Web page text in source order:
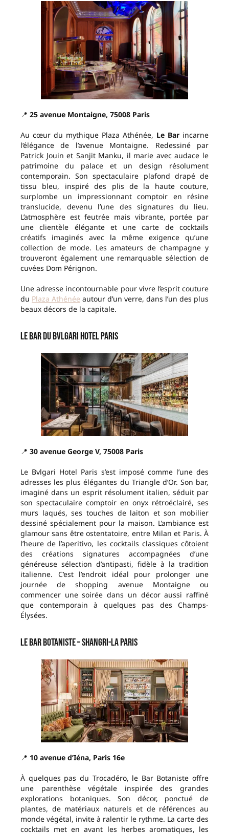
📍 25 avenue Montaigne, 75008 Paris
Au cœur du mythique Plaza Athénée, Le Bar incarne
l’élégance de l’avenue Montaigne. Redessiné par
Patrick Jouin et Sanjit Manku, il marie avec audace le
patrimoine du palace et un design résolument
contemporain. Son spectaculaire plafond drapé de
tissu bleu, inspiré des plis de la haute couture,
surplombe un impressionnant comptoir en résine
translucide, devenu l’une des signatures du lieu.
L’atmosphère est feutrée mais vibrante, portée par
une clientèle élégante et une carte de cocktails
créatifs imaginés avec la même exigence qu’une
collection de mode. Les amateurs de champagne y
trouveront également une remarquable sélection de
cuvées Dom Pérignon.
Une adresse incontournable pour vivre l’esprit couture
du Plaza Athénée autour d’un verre, dans l’un des plus
beaux décors de la capitale.
Le Bar du Bvlgari Hotel Paris
📍 30 avenue George V, 75008 Paris
Le Bvlgari Hotel Paris s’est imposé comme l’une des
adresses les plus élégantes du Triangle d’Or. Son bar,
imaginé dans un esprit résolument italien, séduit par
son spectaculaire comptoir en onyx rétroéclairé, ses
murs laqués, ses touches de laiton et son mobilier
dessiné spécialement pour la maison. L’ambiance est
glamour sans être ostentatoire, entre Milan et Paris. À
l’heure de l’aperitivo, les cocktails classiques côtoient
des créations signatures accompagnées d’une
généreuse sélection d’antipasti, fidèle à la tradition
italienne. C’est l’endroit idéal pour prolonger une
journée de shopping avenue Montaigne ou
commencer une soirée dans un décor aussi raffiné
que contemporain à quelques pas des Champs-
Élysées.
Le Bar Botaniste – Shangri-La Paris
📍 10 avenue d’Iéna, Paris 16e
À quelques pas du Trocadéro, le Bar Botaniste offre
une parenthèse végétale inspirée des grandes
explorations botaniques. Son décor, ponctué de
plantes, de matériaux naturels et de références au
monde végétal, invite à ralentir le rythme. La carte des
cocktails met en avant les herbes aromatiques, les